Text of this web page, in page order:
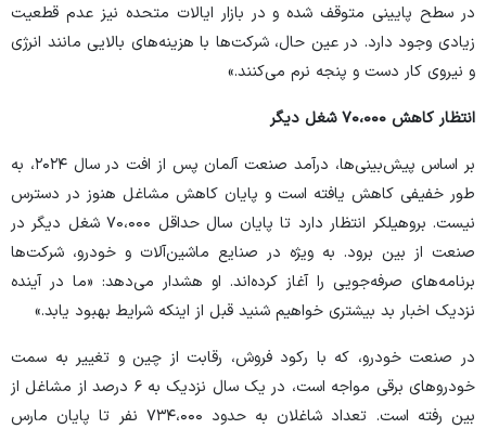
در سطح پایینی متوقف شده و در بازار ایالات متحده نیز عدم قطعیت
زیادی وجود دارد. در عین حال، شرکت‌ها با هزینه‌های بالایی مانند انرژی
و نیروی کار دست و پنجه نرم می‌کنند.»
انتظار کاهش ۷۰،۰۰۰ شغل دیگر
بر اساس پیش‌بینی‌ها، درآمد صنعت آلمان پس از افت در سال ۲۰۲۴، به
طور خفیفی کاهش یافته است و پایان کاهش مشاغل هنوز در دسترس
نیست. بروهیلکر انتظار دارد تا پایان سال حداقل ۷۰،۰۰۰ شغل دیگر در
صنعت از بین برود. به ویژه در صنایع ماشین‌آلات و خودرو، شرکت‌ها
برنامه‌های صرفه‌جویی را آغاز کرده‌اند. او هشدار می‌دهد: «ما در آینده
نزدیک اخبار بد بیشتری خواهیم شنید قبل از اینکه شرایط بهبود یابد.»
در صنعت خودرو، که با رکود فروش، رقابت از چین و تغییر به سمت
خودرو‌های برقی مواجه است، در یک سال نزدیک به ۶ درصد از مشاغل از
بین رفته است. تعداد شاغلان به حدود ۷۳۴،۰۰۰ نفر تا پایان مارس